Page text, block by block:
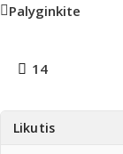
Palyginkite
14
Likutis